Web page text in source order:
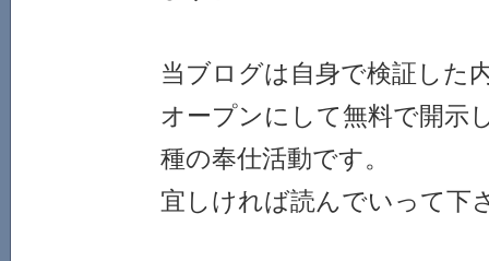
当ブログは自身で検証した
オープンにして無料で開示
種の奉仕活動です。
宜しければ読んでいって下